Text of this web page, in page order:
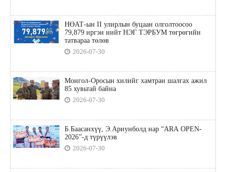
НӨАТ-ын II улирлын буцаан олголтоосоо
79,879 иргэн нийт НЭГ ТЭРБУМ төгрөгийн
татвараа төлөв
2026-07-30
Монгол-Оросын хилийг хамтран шалгах ажил
85 хувьтай байна
2026-07-30
Б.Баасанхүү, Э.Ариунболд нар “ARA OPEN-
2026”-д түрүүлэв
2026-07-30